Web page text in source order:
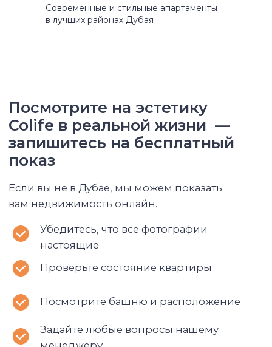
Современные и стильные апартаменты
в лучших районах Дубая
Убедитесь, что все фотографии
менеджеру
вам недвижимость онлайн.
Получите договор с фиксированными
четкими условиями проживания